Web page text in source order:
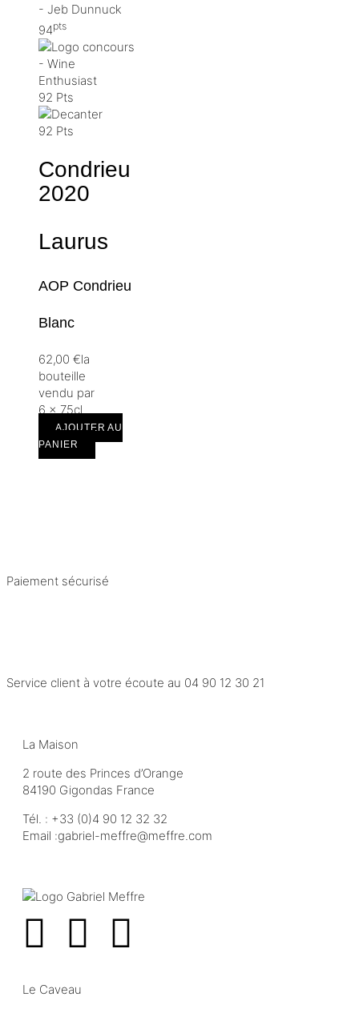
94pts
92 Pts
92 Pts
Condrieu
2020
Laurus
AOP Condrieu
Blanc
62,00 €la
bouteille
vendu par
6 × 75cl
AJOUTER AU
PANIER
Paiement sécurisé
Service client à votre écoute au 04 90 12 30 21
La Maison
2 route des Princes d’Orange
84190 Gigondas France
Tél. : +33 (0)4 90 12 32 32
Email :moc.erffem@erffem-leirbag
Le Caveau